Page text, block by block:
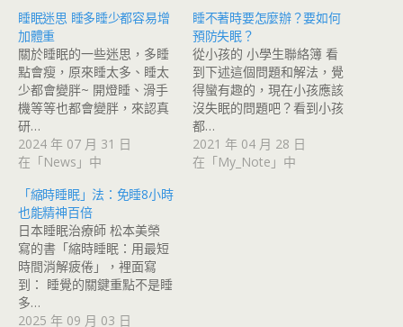
睡眠迷思 睡多睡少都容易增
加體重
關於睡眠的一些迷思，多睡
點會瘦，原來睡太多、睡太
少都會變胖~ 開燈睡、滑手
機等等也都會變胖，來認真
研…
2024 年 07 月 31 日
在「News」中
睡不著時要怎麼辦？要如何
預防失眠？
從小孩的 小學生聯絡簿 看
到下述這個問題和解法，覺
得蠻有趣的，現在小孩應該
沒失眠的問題吧？看到小孩
都…
2021 年 04 月 28 日
在「My_Note」中
「縮時睡眠」法：免睡8小時
也能精神百倍
日本睡眠治療師 松本美榮
寫的書「縮時睡眠：用最短
時間消解疲倦」，裡面寫
到： 睡覺的關鍵重點不是睡
多…
2025 年 09 月 03 日